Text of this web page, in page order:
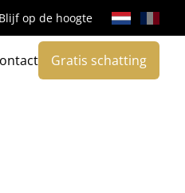
Blijf op de hoogte
Gratis schatting